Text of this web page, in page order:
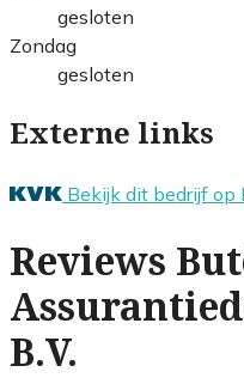
gesloten
Zondag
gesloten
Externe links
Bekijk dit bedrijf op
Reviews
B.V.